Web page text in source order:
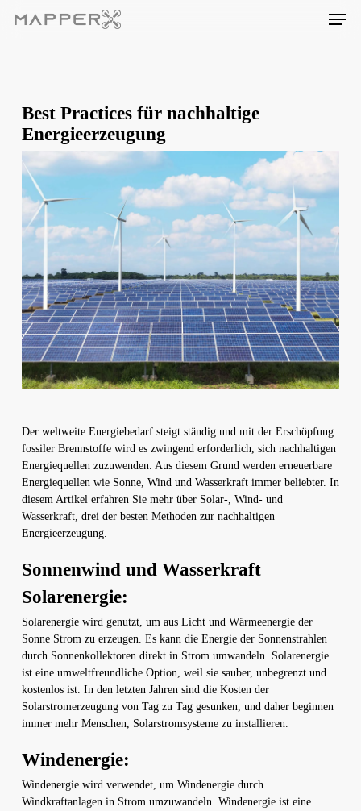
Menu
Best Practices für nachhaltige
Energieerzeugung
Der weltweite Energiebedarf steigt ständig und mit der Erschöpfung
fossiler Brennstoffe wird es zwingend erforderlich, sich nachhaltigen
Energiequellen zuzuwenden. Aus diesem Grund werden erneuerbare
Energiequellen wie Sonne, Wind und Wasserkraft immer beliebter. In
diesem Artikel erfahren Sie mehr über Solar-, Wind- und
Wasserkraft, drei der besten Methoden zur nachhaltigen
Energieerzeugung.
Sonnenwind und Wasserkraft
Solarenergie:
Solarenergie wird genutzt, um aus Licht und Wärmeenergie der
Sonne Strom zu erzeugen. Es kann die Energie der Sonnenstrahlen
durch Sonnenkollektoren direkt in Strom umwandeln. Solarenergie
ist eine umweltfreundliche Option, weil sie sauber, unbegrenzt und
kostenlos ist. In den letzten Jahren sind die Kosten der
Solarstromerzeugung von Tag zu Tag gesunken, und daher beginnen
immer mehr Menschen, Solarstromsysteme zu installieren.
Windenergie:
Windenergie wird verwendet, um Windenergie durch
Windkraftanlagen in Strom umzuwandeln. Windenergie ist eine